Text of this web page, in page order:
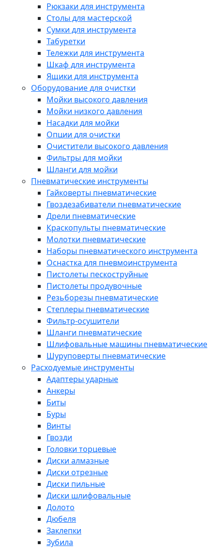
Рюкзаки для инструмента
Столы для мастерской
Сумки для инструмента
Табуретки
Тележки для инструмента
Шкаф для инструмента
Ящики для инструмента
Оборудование для очистки
Мойки высокого давления
Мойки низкого давления
Насадки для мойки
Опции для очистки
Очистители высокого давления
Фильтры для мойки
Шланги для мойки
Пневматические инструменты
Гайковерты пневматические
Гвоздезабиватели пневматические
Дрели пневматические
Краскопульты пневматические
Молотки пневматические
Наборы пневматического инструмента
Оснастка для пневмоинструмента
Пистолеты пескоструйные
Пистолеты продувочные
Резьборезы пневматические
Степлеры пневматические
Фильтр-осушители
Шланги пневматические
Шлифовальные машины пневматические
Шуруповерты пневматические
Расходуемые инструменты
Адаптеры ударные
Анкеры
Биты
Буры
Винты
Гвозди
Головки торцевые
Диски алмазные
Диски отрезные
Диски пильные
Диски шлифовальные
Долото
Дюбеля
Заклепки
Зубила